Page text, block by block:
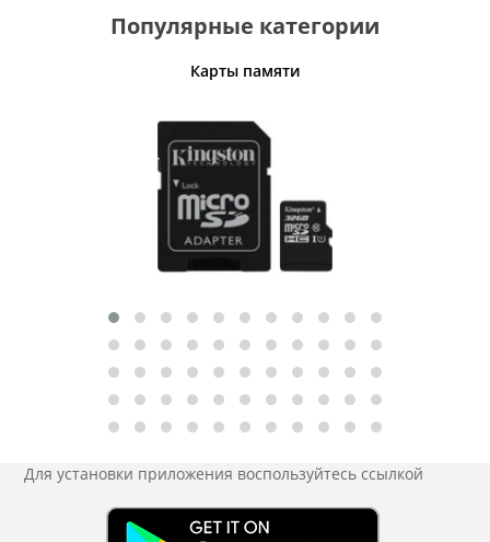
Популярные категории
Карты памяти
Для установки приложения воспользуйтесь ссылкой